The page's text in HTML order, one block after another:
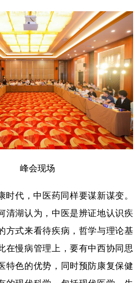
峰会现场
代，中医药同样要谋新谋变。
清湖认为，中医是辨证地认识疾
方式来看待疾病，哲学与理论基
在慢病管理上，要有中西协同思
特色的优势，同时预防康复保健